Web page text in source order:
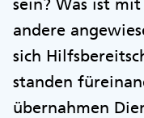
andere
sich
standen
übernahmen